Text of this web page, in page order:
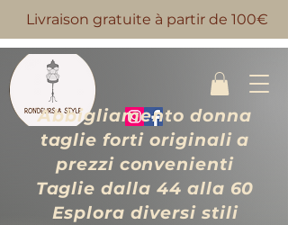
Livraison gratuite à partir de 100€
Abbigliamento donna
taglie forti originali a
prezzi convenienti
Taglie dalla 44 alla 60
Esplora diversi stili